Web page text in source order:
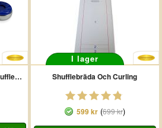
Gamesson Stenar/Puckar Shuffleboard
I lager
Shufflebräda Och Curling
599 kr(699 kr)